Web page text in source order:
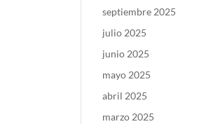
septiembre 2025
julio 2025
junio 2025
mayo 2025
abril 2025
marzo 2025